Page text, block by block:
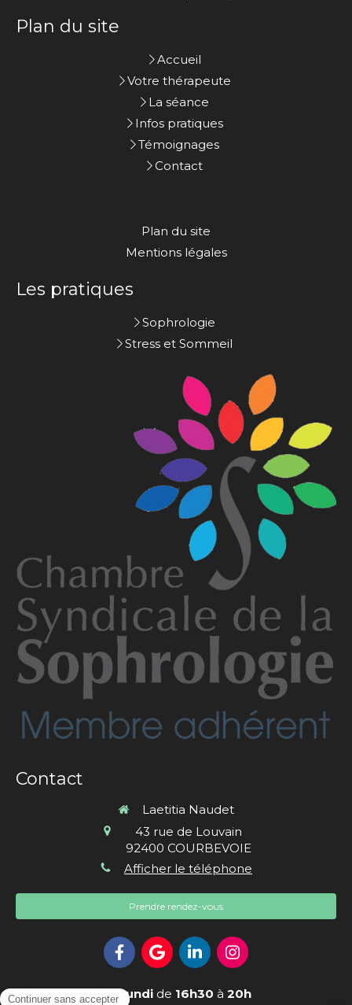
Plan du site
Accueil
Votre thérapeute
La séance
Infos pratiques
Témoignages
Contact
Plan du site
Mentions légales
Les pratiques
Sophrologie
Stress et Sommeil
Contact
Laetitia Naudet
43 rue de Louvain
92400 COURBEVOIE
Afficher le téléphone
Prendre rendez-vous
LeLundi de 16h30 à 20h